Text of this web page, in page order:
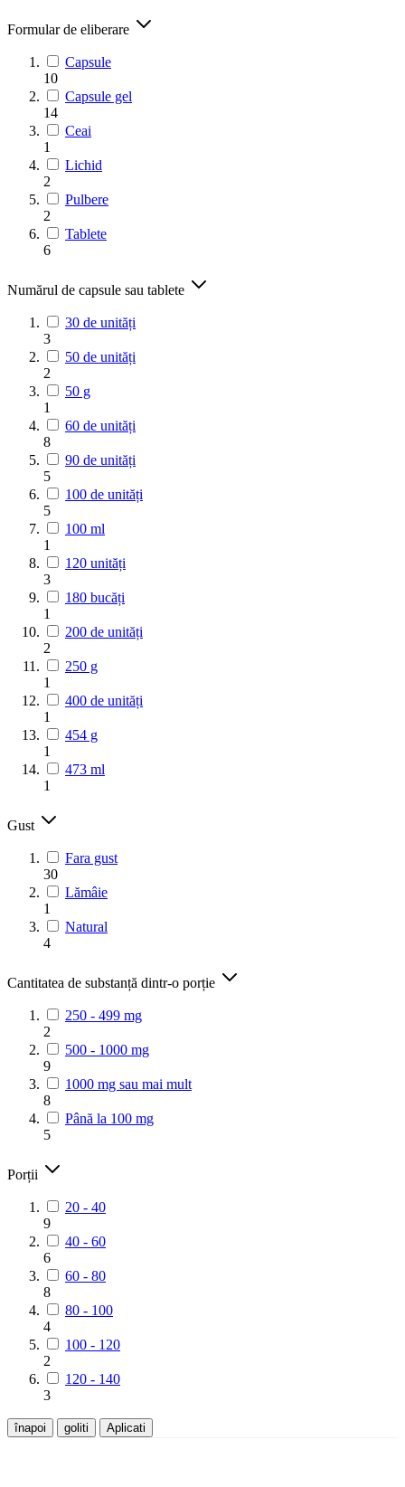
Formular de eliberare
Capsule
10
Capsule gel
14
Ceai
1
Lichid
2
Pulbere
2
Tablete
6
Numărul de capsule sau tablete
30 de unități
3
50 de unități
2
50 g
1
60 de unități
8
90 de unități
5
100 de unități
5
100 ml
1
120 unități
3
180 bucăți
1
200 de unități
2
250 g
1
400 de unități
1
454 g
1
473 ml
1
Gust
Fara gust
30
Lămâie
1
Natural
4
Cantitatea de substanță dintr-o porție
250 - 499 mg
2
500 - 1000 mg
9
1000 mg sau mai mult
8
Până la 100 mg
5
Porții
20 - 40
9
40 - 60
6
60 - 80
8
80 - 100
4
100 - 120
2
120 - 140
3
înapoi goliti Aplicati